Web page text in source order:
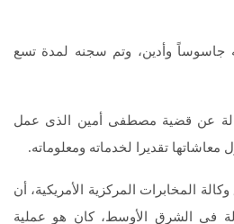
وأدين، وتم سجنه لمدة تسع
عن قضية مصطفى أمين الذى عمل
تقديرا لخدماته ومعلوماته.
المخابرات المركزية الأمريكية، أن
في الشرق الأوسط، كان هو عملية